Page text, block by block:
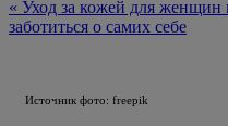
« Уход за кожей для женщин
заботиться о самих себе
Источник фото: freepik